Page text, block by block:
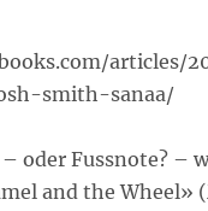
articles/
smith-sanaa/
oder Fussnote? –
and the Wheel»